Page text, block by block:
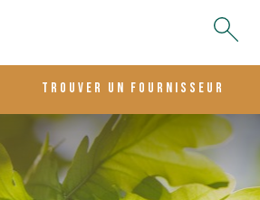
trouver un fournisseur